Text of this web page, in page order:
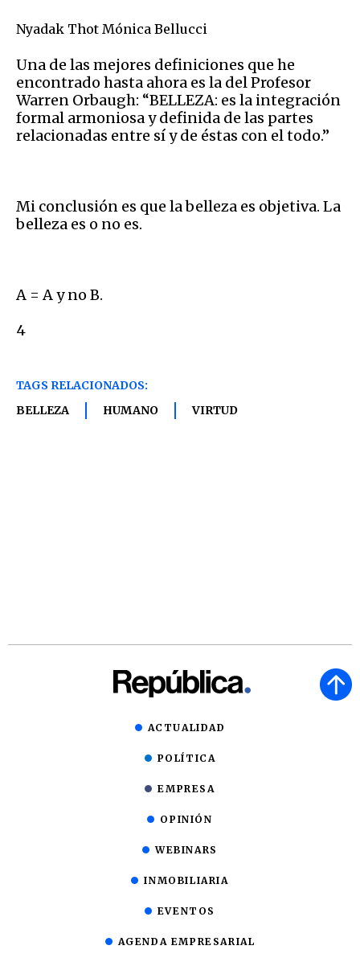
Nyadak Thot Mónica Bellucci
Una de las mejores definiciones que he
encontrado hasta ahora es la del Profesor
Warren Orbaugh: “BELLEZA: es la integración
formal armoniosa y definida de las partes
relacionadas entre sí y de éstas con el todo.”
Mi conclusión es que la belleza es objetiva. La
belleza es o no es.
A = A y no B.
4
TAGS RELACIONADOS:
BELLEZA
HUMANO VIRTUD
ACTUALIDAD
POLÍTICA
EMPRESA
OPINIÓN
WEBINARS
INMOBILIARIA
EVENTOS
AGENDA EMPRESARIAL